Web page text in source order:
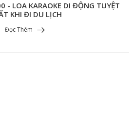
- LOA KARAOKE DI ĐỘNG TUYỆT
KHI ĐI DU LỊCH
Đọc Thêm